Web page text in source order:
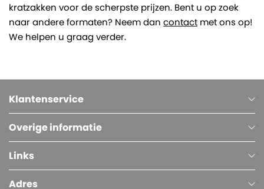
kratzakken voor de scherpste prijzen. Bent u op zoek
naar andere formaten? Neem dan contact met ons op!
We helpen u graag verder.
Klantenservice
Overige informatie
Links
Adres